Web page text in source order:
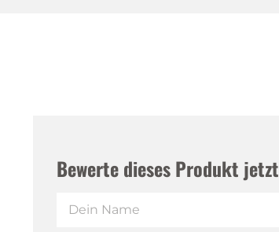
Bewerte dieses Produkt jetzt